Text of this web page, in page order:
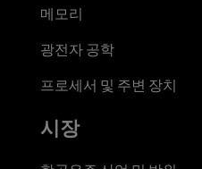
메모리
광전자 공학
프로세서 및 주변 장치
시장